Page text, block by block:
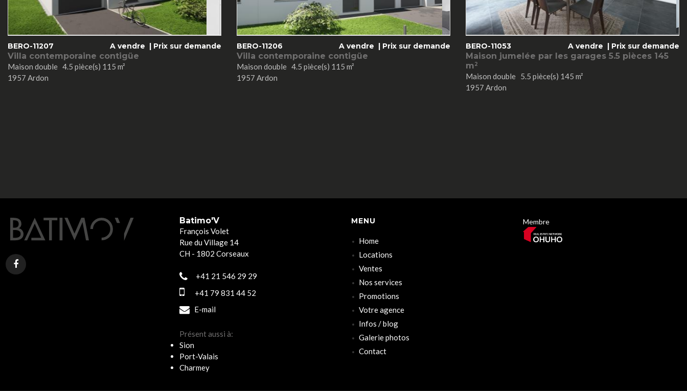
BERO-11207 A vendre | Prix sur demande
Villa contemporaine contigüe
Maison double 4.5 pièce(s) 115 m²
1957 Ardon
BERO-11206 A vendre | Prix sur demande
Villa contemporaine contigüe
Maison double 4.5 pièce(s) 115 m²
1957 Ardon
BERO-11053 A vendre | Prix sur demande
Maison jumelée par les garages 5.5 pièces 145
m2
Maison double 5.5 pièce(s) 145 m²
1957 Ardon
Membre
MENU
Home
Locations
Ventes
Nos services
Promotions
Votre agence
Infos / blog
Galerie photos
Contact
Batimo'V
François Volet
Rue du Village 14
CH - 1802 Corseaux
+41 21 546 29 29
+41 79 831 44 52
E-mail
Présent aussi à:
Sion
Port-Valais
Charmey